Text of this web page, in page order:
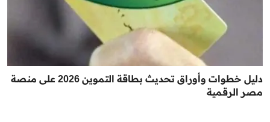
دليل خطوات وأوراق تحديث بطاقة التموين 2026 على منصة
مصر الرقمية